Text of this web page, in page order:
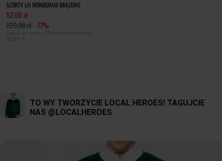
SZORTY LH MONOGRAM BRĄZOWE
52,00 zł
229,00 zł -77%
Najniższa cena z 30 dni przed obniżką
52,67 zł